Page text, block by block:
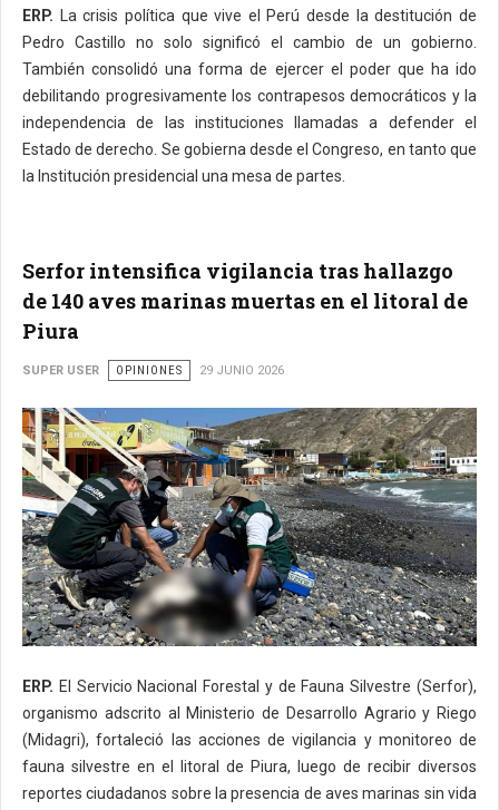
ERP.
La crisis política que vive el Perú desde la destitución de
Pedro Castillo no solo significó el cambio de un gobierno.
También consolidó una forma de ejercer el poder que ha ido
debilitando progresivamente los contrapesos democráticos y la
independencia de las instituciones llamadas a defender el
Estado de derecho. Se gobierna desde el Congreso, en tanto que
la Institución presidencial una mesa de partes.
Serfor intensifica vigilancia tras hallazgo
de 140 aves marinas muertas en el litoral de
Piura
SUPER USER OPINIONES 29 JUNIO 2026
ERP. El Servicio Nacional Forestal y de Fauna Silvestre (Serfor),
organismo adscrito al Ministerio de Desarrollo Agrario y Riego
(Midagri), fortaleció las acciones de vigilancia y monitoreo de
fauna silvestre en el litoral de Piura, luego de recibir diversos
reportes ciudadanos sobre la presencia de aves marinas sin vida